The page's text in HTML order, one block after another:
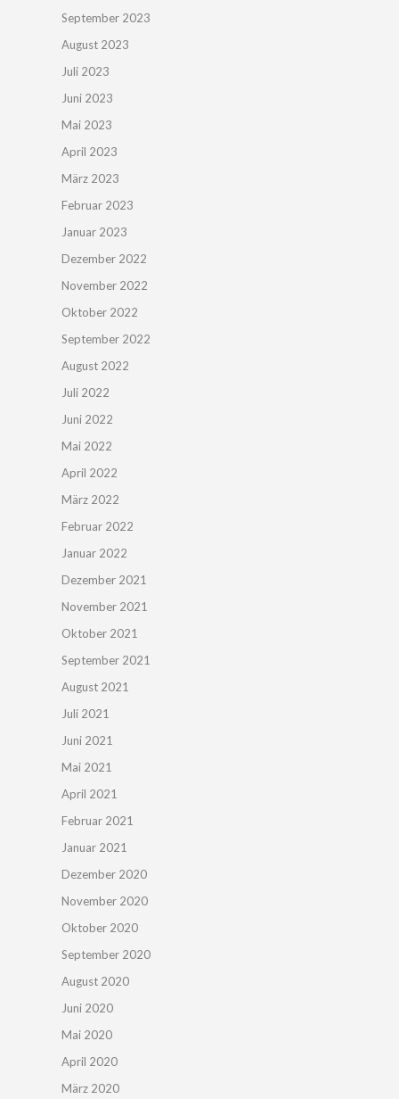
September 2023
August 2023
Juli 2023
Juni 2023
Mai 2023
April 2023
März 2023
Februar 2023
Januar 2023
Dezember 2022
November 2022
Oktober 2022
September 2022
August 2022
Juli 2022
Juni 2022
Mai 2022
April 2022
März 2022
Februar 2022
Januar 2022
Dezember 2021
November 2021
Oktober 2021
September 2021
August 2021
Juli 2021
Juni 2021
Mai 2021
April 2021
Februar 2021
Januar 2021
Dezember 2020
November 2020
Oktober 2020
September 2020
August 2020
Juni 2020
Mai 2020
April 2020
März 2020